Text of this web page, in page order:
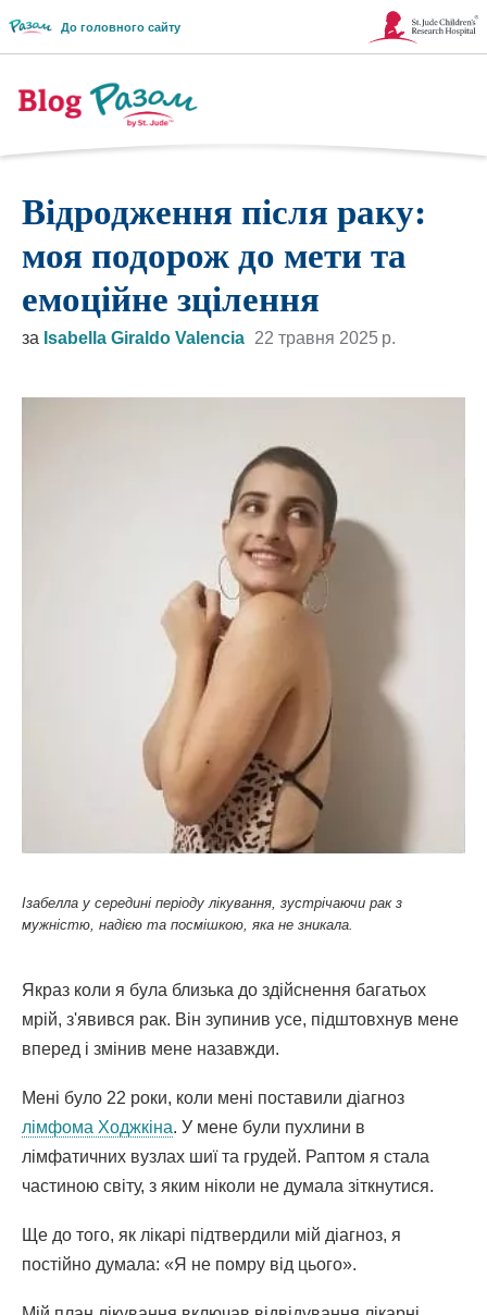
До головного сайту
Посилання
Логотип
Разом
Відродження після раку:
моя подорож до мети та
емоційне зцілення
за Isabella Giraldo Valencia 22 травня 2025 р.
Ізабелла у середині періоду лікування, зустрічаючи рак з
мужністю, надією та посмішкою, яка не зникала.
Якраз коли я була близька до здійснення багатьох
мрій, з'явився рак. Він зупинив усе, підштовхнув мене
вперед і змінив мене назавжди.
Мені було 22 роки, коли мені поставили діагноз
лімфома Ходжкіна. У мене були пухлини в
лімфатичних вузлах шиї та грудей. Раптом я стала
частиною світу, з яким ніколи не думала зіткнутися.
Ще до того, як лікарі підтвердили мій діагноз, я
постійно думала: «Я не помру від цього».